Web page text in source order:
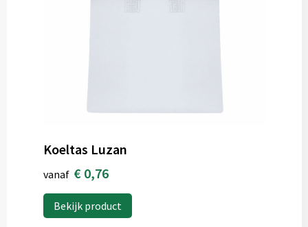
Koeltas Luzan
vanaf € 0,76
Bekijk product